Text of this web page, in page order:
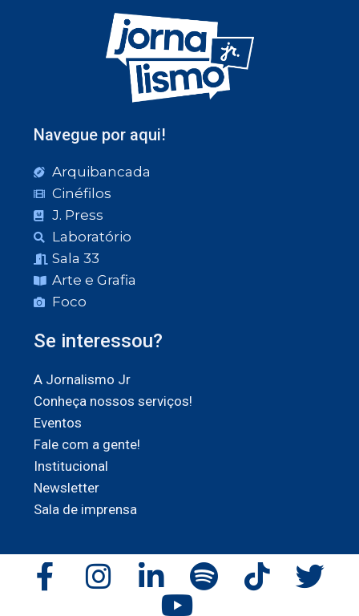
Navegue por aqui!
Arquibancada
Cinéfilos
J. Press
Laboratório
Sala 33
Arte e Grafia
Foco
Se interessou?
A Jornalismo Jr
Conheça nossos serviços!
Eventos
Fale com a gente!
Institucional
Newsletter
Sala de imprensa